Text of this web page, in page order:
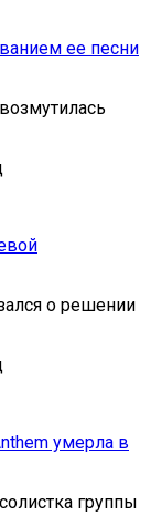
ее песни
о решении
умерла в
группы